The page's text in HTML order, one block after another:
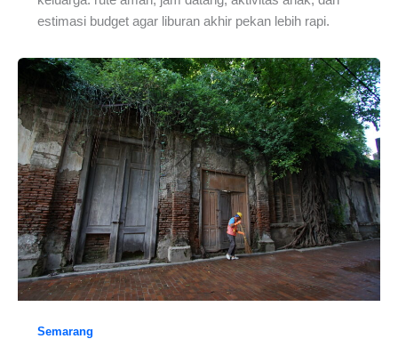
estimasi budget agar liburan akhir pekan lebih rapi.
Semarang